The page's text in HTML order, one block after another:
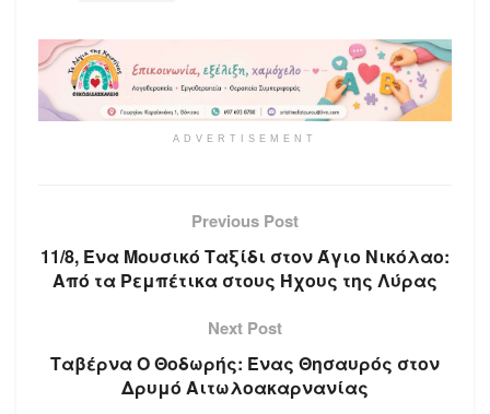
ADVERTISEMENT
Previous Post
11/8, Ένα Μουσικό Ταξίδι στον Άγιο Νικόλαο:
Από τα Ρεμπέτικα στους Ήχους της Λύρας
Next Post
Ταβέρνα Ο Θοδωρής: Ένας Θησαυρός στον
Δρυμό Αιτωλοακαρνανίας